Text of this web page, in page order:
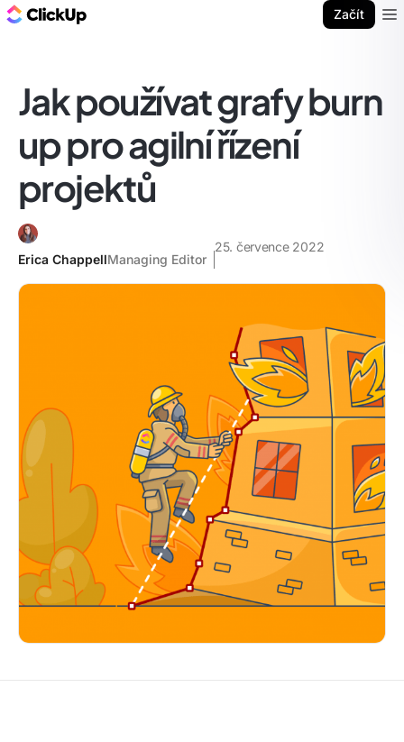
Začít
Jak používat grafy burn
up pro agilní řízení
projektů
Erica ChappellManaging Editor
25. července 2022